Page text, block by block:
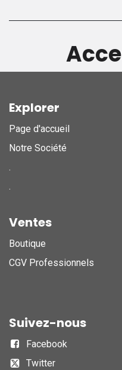
Explorer
Page d'accueil
Notre Société
.
.
Ventes
Boutique
CGV Professionnels
Suivez-nous
Facebook
Twitter